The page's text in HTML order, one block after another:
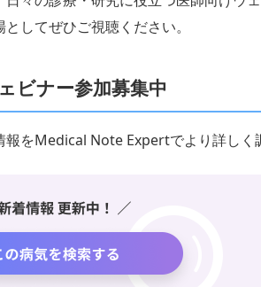
してぜひご視聴ください。
ビナー参加募集中
報をMedical Note Expertでより詳しく